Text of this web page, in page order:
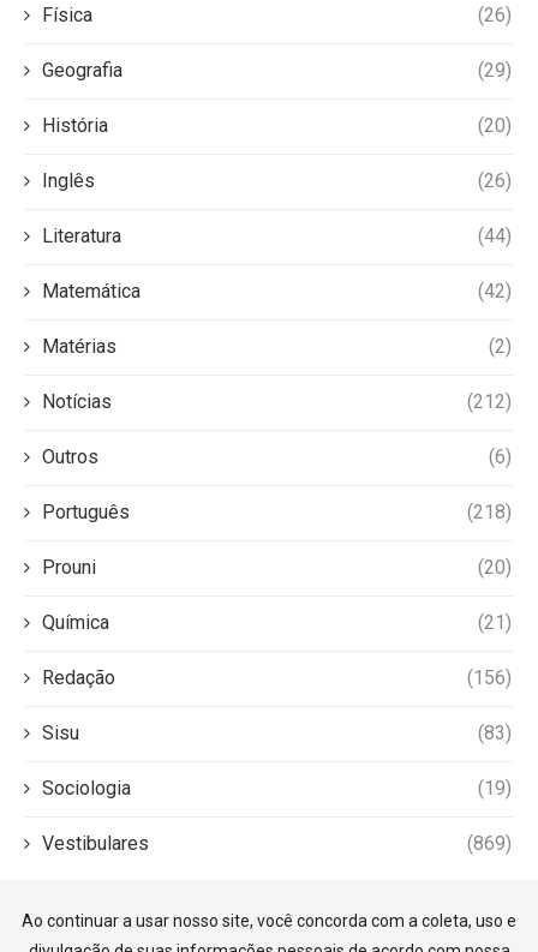
Física (26)
Geografia (29)
História (20)
Inglês (26)
Literatura (44)
Matemática (42)
Matérias (2)
Notícias (212)
Outros (6)
Português (218)
Prouni (20)
Química (21)
Redação (156)
Sisu (83)
Sociologia (19)
Vestibulares (869)
Ao continuar a usar nosso site, você concorda com a coleta, uso e